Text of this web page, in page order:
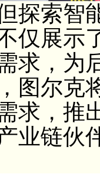
索智能
仅展示
求，为
图尔克
求，推
业链伙